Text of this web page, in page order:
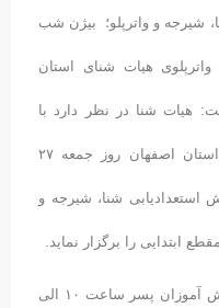
شیرجه و واترپلو؛ بیژن شب
هیات شنای استان
هیات شنا در نظر دارد با
همکاری اداره کل آموزش و پرورش استان اصفهان روز جمعه ۲۷
استعدادیابی شنا، شیرجه و
ابتدایی را برگزار نماید.
وی ادامه داد: همایش استعدادیابی دانش آموزان پسر ساعت ۱۰ الی